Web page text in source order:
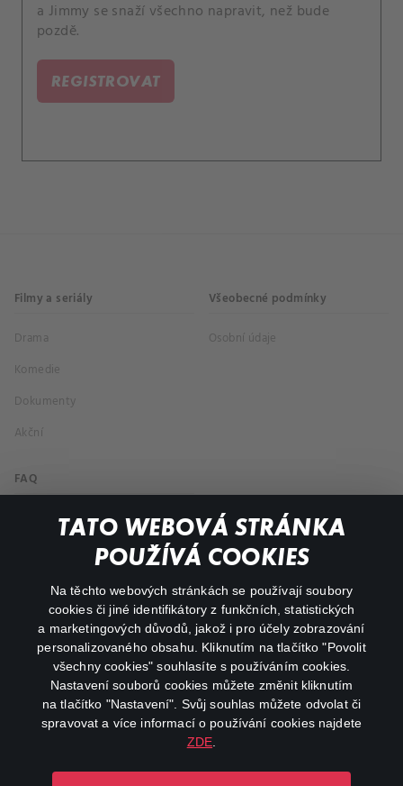
TATO WEBOVÁ STRÁNKA
POUŽÍVÁ COOKIES
Na těchto webových stránkách se používají soubory
cookies či jiné identifikátory z funkčních, statistických
a marketingových důvodů, jakož i pro účely zobrazování
personalizovaného obsahu. Kliknutím na tlačítko "Povolit
všechny cookies" souhlasíte s používáním cookies.
Nastavení souborů cookies můžete změnit kliknutím
na tlačítko "Nastavení". Svůj souhlas můžete odvolat či
spravovat a více informací o používání cookies najdete
ZDE
a Jimmy se snaží všechno napravit, než bude
pozdě.
REGISTROVAT
Filmy a seriály
Drama
Komedie
Dokumenty
Akční
Všeobecné podmínky
Osobní údaje
FAQ
Můj účet
Důležité odkazy
facebookinstagram
youtube